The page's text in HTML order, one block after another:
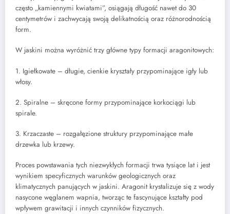
często „kamiennymi kwiatami”, osiągają długość nawet do 30
centymetrów i zachwycają swoją delikatnością oraz różnorodnością
form.
W jaskini można wyróżnić trzy główne typy formacji aragonitowych:
1. Igiełkowate – długie, cienkie kryształy przypominające igły lub
włosy.
2. Spiralne – skręcone formy przypominające korkociągi lub
spirale.
3. Krzaczaste – rozgałęzione struktury przypominające małe
drzewka lub krzewy.
Proces powstawania tych niezwykłych formacji trwa tysiące lat i jest
wynikiem specyficznych warunków geologicznych oraz
klimatycznych panujących w jaskini. Aragonit krystalizuje się z wody
nasycone węglanem wapnia, tworząc te fascynujące kształty pod
wpływem grawitacji i innych czynników fizycznych.